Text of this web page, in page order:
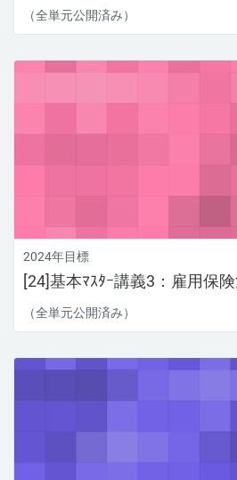
（全単元公開済み）
2024年目標
[24]基本ﾏｽﾀｰ講義3：雇用保
（全単元公開済み）